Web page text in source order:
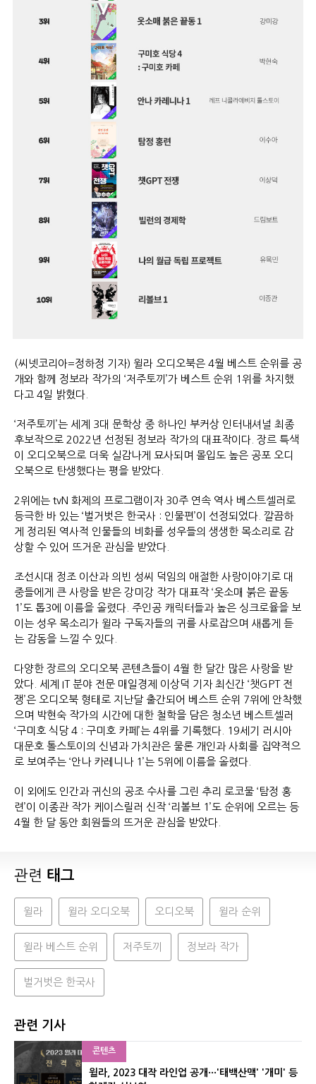
(씨넷코리아=정하정 기자) 윌라 오디오북은 4월 베스트 순위를 공
개와 함께 정보라 작가의 ‘저주토끼’가 베스트 순위 1위를 차지했
다고 4일 밝혔다.
‘저주토끼’는 세계 3대 문학상 중 하나인 부커상 인터내셔널 최종
후보작으로 2022년 선정된 정보라 작가의 대표작이다. 장르 특색
이 오디오북으로 더욱 실감나게 묘사되며 몰입도 높은 공포 오디
오북으로 탄생했다는 평을 받았다.
2위에는 tvN 화제의 프로그램이자 30주 연속 역사 베스트셀러로
등극한 바 있는 ‘벌거벗은 한국사 : 인물편’이 선정되었다. 깔끔하
게 정리된 역사적 인물들의 비화를 성우들의 생생한 목소리로 감
상할 수 있어 뜨거운 관심을 받았다.
조선시대 정조 이산과 의빈 성씨 덕임의 애절한 사랑이야기로 대
중들에게 큰 사랑을 받은 강미강 작가 대표작 ‘옷소매 붉은 끝동
1’도 톱3에 이름을 올렸다. 주인공 캐릭터들과 높은 싱크로율을 보
이는 성우 목소리가 윌라 구독자들의 귀를 사로잡으며 새롭게 듣
는 감동을 느낄 수 있다.
다양한 장르의 오디오북 콘텐츠들이 4월 한 달간 많은 사랑을 받
았다. 세계 IT 분야 전문 매일경제 이상덕 기자 최신간 ‘챗GPT 전
쟁’은 오디오북 형태로 지난달 출간되어 베스트 순위 7위에 안착했
으며 박현숙 작가의 시간에 대한 철학을 담은 청소년 베스트셀러
‘구미호 식당 4 : 구미호 카페’는 4위를 기록했다. 19세기 러시아
대문호 톨스토이의 신념과 가치관은 물론 개인과 사회를 집약적으
로 보여주는 ‘안나 카레니나 1’는 5위에 이름을 올렸다.
이 외에도 인간과 귀신의 공조 수사를 그린 추리 로코물 ‘탐정 홍
련’이 이종관 작가 케이스릴러 신작 ‘리볼브 1’도 순위에 오르는 등
4월 한 달 동안 회원들의 뜨거운 관심을 받았다.
관련 태그
윌라 윌라 오디오북 오디오북 윌라 순위
윌라 베스트 순위 저주토끼 정보라 작가
벌거벗은 한국사
관련 기사
콘텐츠
윌라, 2023 대작 라인업 공개···'태백산맥' '개미' 등